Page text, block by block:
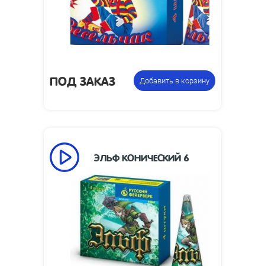
ПОД ЗАКАЗ Добавить в корзину
ЭЛЬФ КОНИЧЕСКИЙ 6
Время работы, сек:
30
Высота пламени, м:
1
Размеры изделия, мм:
150 х 70 х 70
Цена указана за
фасовку:
Упаковка из 4
фонтанов